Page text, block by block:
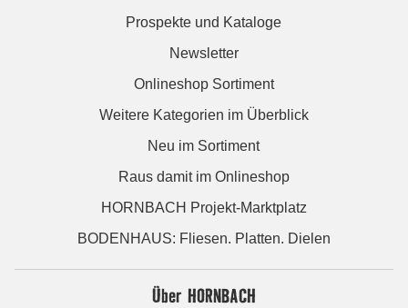
Prospekte und Kataloge
Newsletter
Onlineshop Sortiment
Weitere Kategorien im Überblick
Neu im Sortiment
Raus damit im Onlineshop
HORNBACH Projekt-Marktplatz
BODENHAUS: Fliesen. Platten. Dielen
Über HORNBACH